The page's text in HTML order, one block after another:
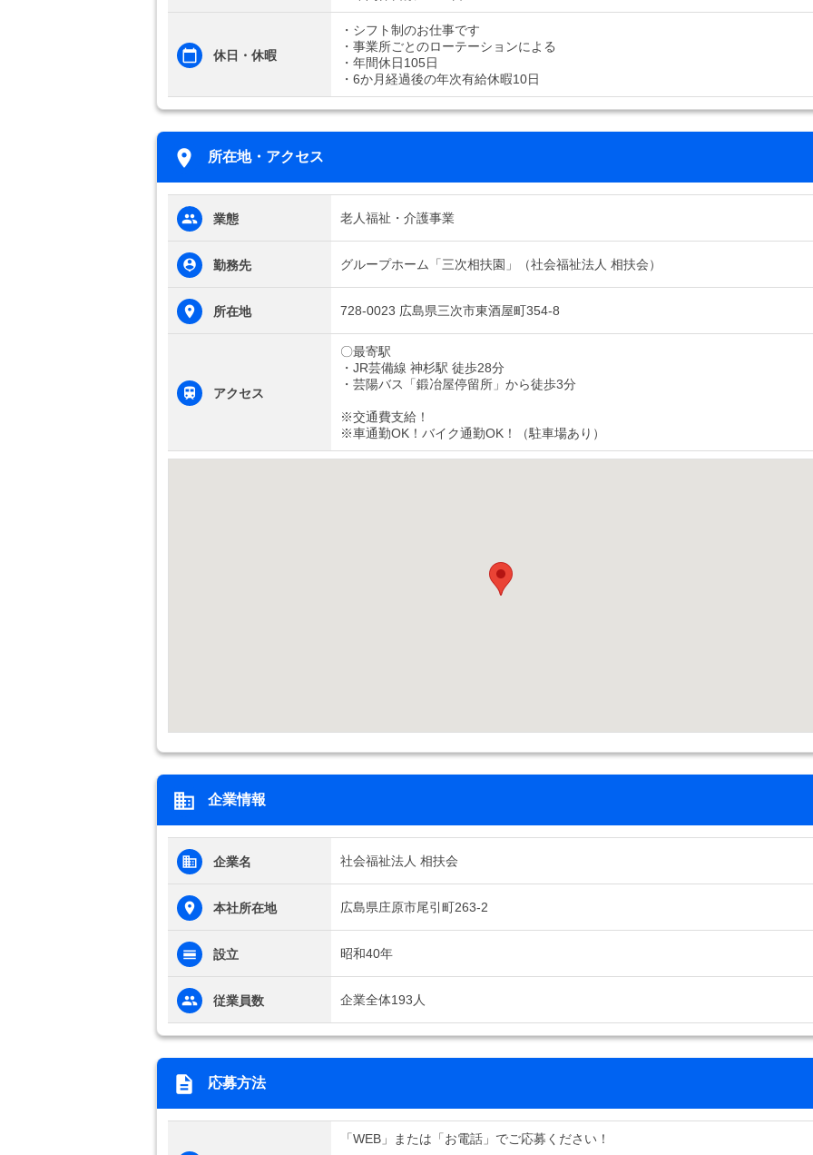
休日・休暇
・シフト制のお仕事です
・事業所ごとのローテーションによる
・年間休日105日
・6か月経過後の年次有給休暇10日
所在地・アクセス
業態 老人福祉・介護事業
勤務先 グループホーム「三次相扶園」（社会福祉法人 相扶会）
所在地 728-0023 広島県三次市東酒屋町354-8
アクセス
〇最寄駅
・JR芸備線 神杉駅 徒歩28分
・芸陽バス「鍛冶屋停留所」から徒歩3分
※交通費支給！
※車通勤OK！バイク通勤OK！（駐車場あり）
企業情報
企業名 社会福祉法人 相扶会
本社所在地 広島県庄原市尾引町263-2
設立 昭和40年
従業員数 企業全体193人
応募方法
「WEB」または「お電話」でご応募ください！